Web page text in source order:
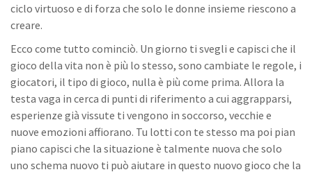
ciclo virtuoso e di forza che solo le donne insieme riescono a
creare.
Ecco come tutto cominciò. Un giorno ti svegli e capisci che il
gioco della vita non è più lo stesso, sono cambiate le regole, i
giocatori, il tipo di gioco, nulla è più come prima. Allora la
testa vaga in cerca di punti di riferimento a cui aggrapparsi,
esperienze già vissute ti vengono in soccorso, vecchie e
nuove emozioni affiorano. Tu lotti con te stesso ma poi pian
piano capisci che la situazione è talmente nuova che solo
uno schema nuovo ti può aiutare in questo nuovo gioco che la